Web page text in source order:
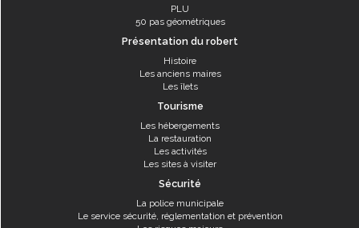
PLU
50 pas géométriques
Présentation du robert
Histoire
Les anciens maires
Les îlets
Tourisme
Les hébergements
La restauration
Les activités
Les sites à visiter
Sécurité
La police municipale
Le service sécurité, réglementation et prévention